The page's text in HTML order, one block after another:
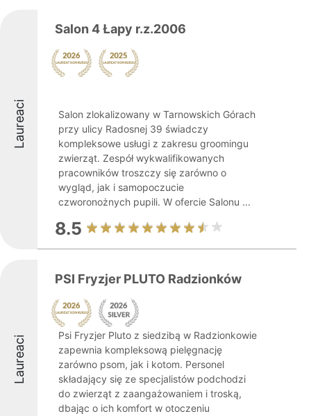
Laureaci
Salon 4 Łapy r.z.2006
Salon zlokalizowany w Tarnowskich Górach
przy ulicy Radosnej 39 świadczy
kompleksowe usługi z zakresu groomingu
zwierząt. Zespół wykwalifikowanych
pracowników troszczy się zarówno o
wygląd, jak i samopoczucie
czworonożnych pupili. W ofercie Salonu ...
8.5
Laureaci
PSI Fryzjer PLUTO Radzionków
Psi Fryzjer Pluto z siedzibą w Radzionkowie
zapewnia kompleksową pielęgnację
zarówno psom, jak i kotom. Personel
składający się ze specjalistów podchodzi
do zwierząt z zaangażowaniem i troską,
dbając o ich komfort w otoczeniu